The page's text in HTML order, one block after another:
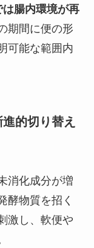
は腸内環境が再
期間に便の形
可能な範囲内
的切り替え
消化成分が増
酵物質を招く
激し、軟便や